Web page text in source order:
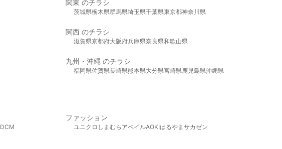
関東 のチラシ
茨城県栃木県群馬県埼玉県千葉県東京都神奈川県
関西 のチラシ
滋賀県京都府大阪府兵庫県奈良県和歌山県
九州・沖縄 のチラシ
福岡県佐賀県長崎県熊本県大分県宮崎県鹿児島県沖縄県
DCM
ファッション
ユニクロ しまむら アベイルAOKIはるやま サカゼン